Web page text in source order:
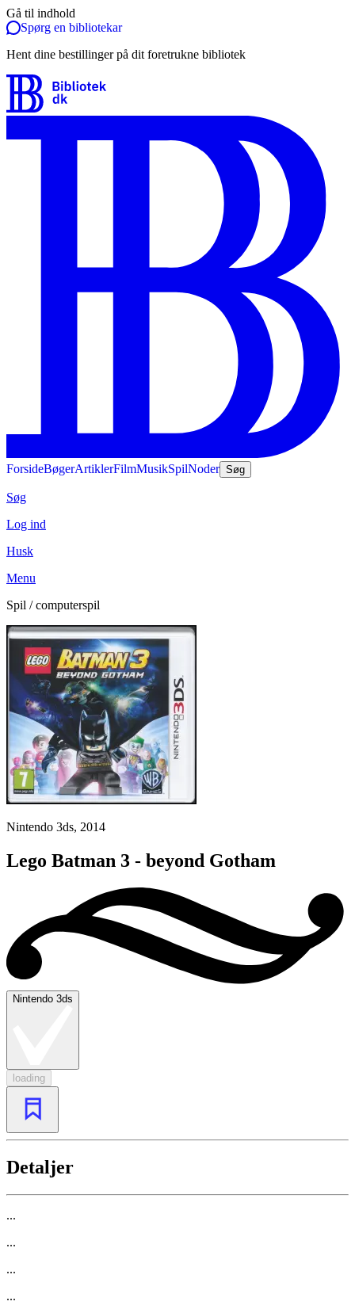
Gå til indhold
Spørg en bibliotekar
Hent dine bestillinger på dit foretrukne bibliotek
ForsideBøgerArtiklerFilmMusikSpilNoder Søg
Søg
Log ind
Husk
Menu
Spil / computerspil
Nintendo 3ds, 2014
Lego Batman 3 - beyond Gotham
Nintendo 3ds
loading
Detaljer
...
...
...
...